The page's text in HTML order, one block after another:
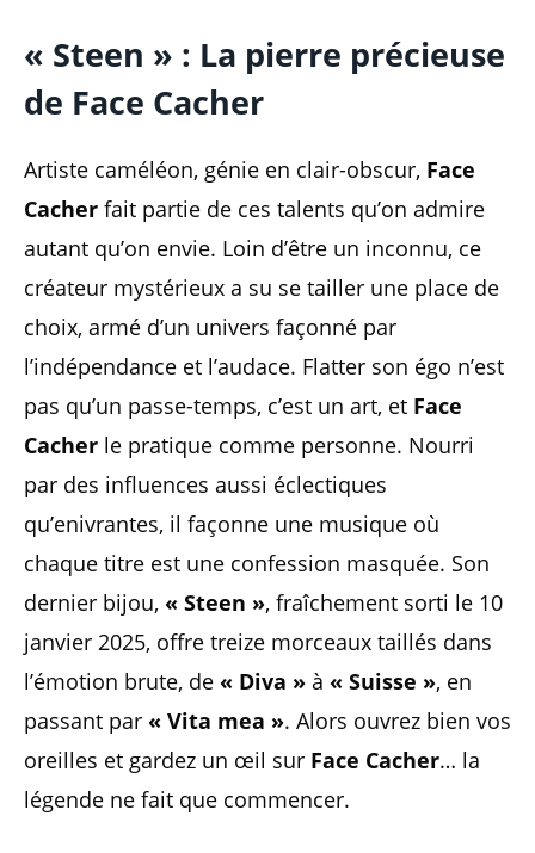
« Steen » : La pierre précieuse
de Face Cacher
Artiste caméléon, génie en clair-obscur, Face
Cacher fait partie de ces talents qu’on admire
autant qu’on envie. Loin d’être un inconnu, ce
créateur mystérieux a su se tailler une place de
choix, armé d’un univers façonné par
l’indépendance et l’audace. Flatter son égo n’est
pas qu’un passe-temps, c’est un art, et Face
Cacher le pratique comme personne. Nourri
par des influences aussi éclectiques
qu’enivrantes, il façonne une musique où
chaque titre est une confession masquée. Son
dernier bijou, « Steen », fraîchement sorti le 10
janvier 2025, offre treize morceaux taillés dans
l’émotion brute, de « Diva » à « Suisse », en
passant par « Vita mea ». Alors ouvrez bien vos
oreilles et gardez un œil sur Face Cacher… la
légende ne fait que commencer.